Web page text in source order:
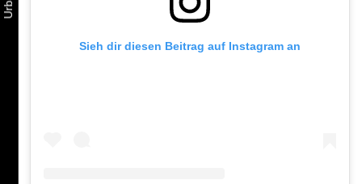
Sieh dir diesen Beitrag auf Instagram an